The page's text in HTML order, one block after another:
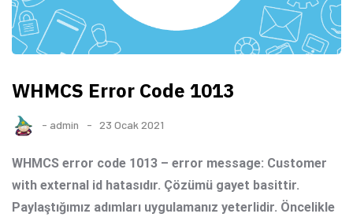
WHMCS Error Code 1013
- admin 23 Ocak 2021
WHMCS error code 1013 – error message: Customer
with external id hatasıdır. Çözümü gayet basittir.
Paylaştığımız adımları uygulamanız yeterlidir. Öncelikle